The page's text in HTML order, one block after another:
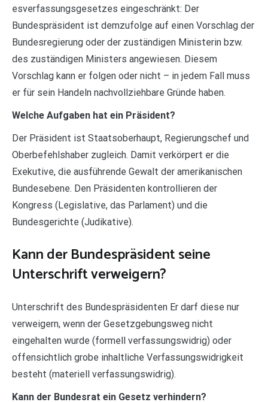
esverfassungsgesetzes eingeschränkt: Der
Bundespräsident ist demzufolge auf einen Vorschlag der
Bundesregierung oder der zuständigen Ministerin bzw.
des zuständigen Ministers angewiesen. Diesem
Vorschlag kann er folgen oder nicht – in jedem Fall muss
er für sein Handeln nachvollziehbare Gründe haben.
Welche Aufgaben hat ein Präsident?
Der Präsident ist Staatsoberhaupt, Regierungschef und
Oberbefehlshaber zugleich. Damit verkörpert er die
Exekutive, die ausführende Gewalt der amerikanischen
Bundesebene. Den Präsidenten kontrollieren der
Kongress (Legislative, das Parlament) und die
Bundesgerichte (Judikative).
Kann der Bundespräsident seine
Unterschrift verweigern?
Unterschrift des Bundespräsidenten Er darf diese nur
verweigern, wenn der Gesetzgebungsweg nicht
eingehalten wurde (formell verfassungswidrig) oder
offensichtlich grobe inhaltliche Verfassungswidrigkeit
besteht (materiell verfassungswidrig).
Kann der Bundesrat ein Gesetz verhindern?